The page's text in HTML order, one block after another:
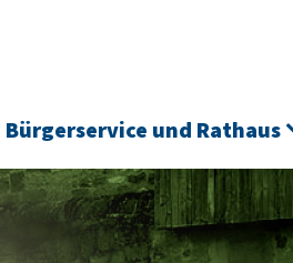
Bürgerservice und Rathaus